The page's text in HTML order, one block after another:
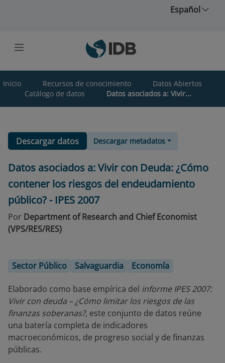
Español
Inicio Recursos de conocimiento
Datos Abiertos
Catálogo de datos
Datos asociados a: Vivir...
Descargar datos Descargar metadatos
Datos asociados a: Vivir con Deuda: ¿Cómo
contener los riesgos del endeudamiento
público? - IPES 2007
Por Department of Research and Chief Economist
(VPS/RES/RES)
Sector Público Salvaguardia Economía
Elaborado como base empírica del informe IPES 2007:
Vivir con deuda – ¿Cómo limitar los riesgos de las
finanzas soberanas?, este conjunto de datos reúne
una batería completa de indicadores
macroeconómicos, de progreso social y de finanzas
públicas.